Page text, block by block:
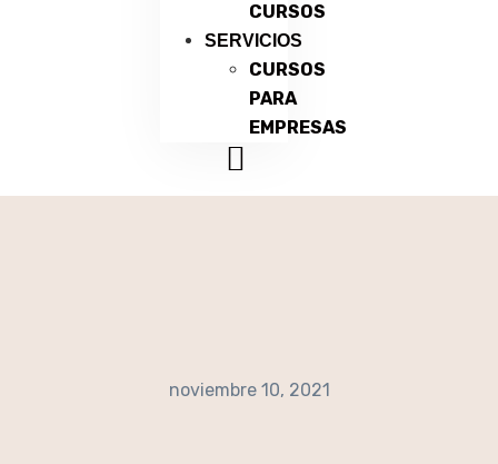
CURSOS
SERVICIOS
CURSOS
PARA
EMPRESAS
noviembre 10, 2021